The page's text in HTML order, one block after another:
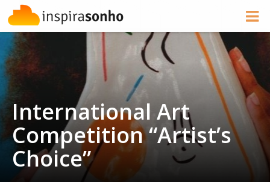
International Art
Competition “Artist’s
Choice”